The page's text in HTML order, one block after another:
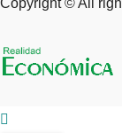
Copyright © All